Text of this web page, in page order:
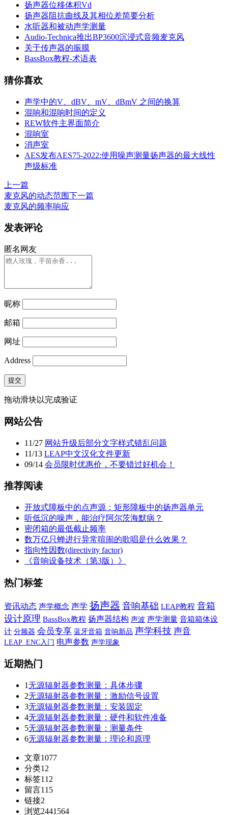
扬声器位移体积Vd
扬声器阻抗曲线及其相位差简要分析
水听器和被动声学测量
Audio-Technica推出BP3600沉浸式音频麦克风
关于传声器的振膜
BassBox教程-术语表
猜你喜欢
声学中的V、dBV、mV、dBmV 之间的换算
混响和混响时间的定义
REW软件主界面简介
混响室
消声室
AES发布AES75-2022:使用噪声测量扬声器的最大线性
声级标准
上一篇
麦克风的动态范围下一篇
麦克风的频率响应
发表评论
匿名网友
昵称
邮箱
网址
Address
提交
拖动滑块以完成验证
网站公告
11/27 网站升级后部分文字样式错乱问题
11/13 LEAP中文汉化文件更新
09/14 会员限时优惠价，不要错过好机会！
推荐阅读
开放式障板中的点声源：矩形障板中的扬声器单元
听低沉的噪声，能治疗阿尔茨海默病？
密闭箱的最低截止频率
数万亿只蝉进行异常喧闹的歌唱是什么效果？
指向性因数(directivity factor)
《音响设备技术（第3版）》
热门标签
资讯动态 声学概念 声学 扬声器 音响基础 LEAP教程 音箱
设计原理 BassBox教程 扬声器结构 声波 声学测量 音箱箱体设
计 分频器 会员专享 蓝牙音箱 音响新品 声学科技 声音
LEAP_ENC入门 电声参数 声学现象
近期热门
1无源辐射器参数测量：具体步骤
2无源辐射器参数测量：激励信号设置
3无源辐射器参数测量：安装固定
4无源辐射器参数测量：硬件和软件准备
5无源辐射器参数测量：测量条件
6无源辐射器参数测量：理论和原理
文章1077
分类12
标签112
留言115
链接2
浏览2441564